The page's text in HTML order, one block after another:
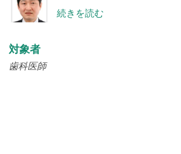
続きを読む
対象者
歯科医師